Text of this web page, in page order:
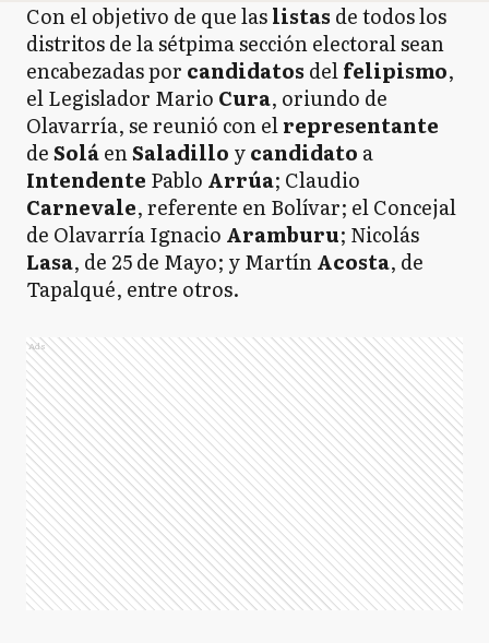
Con el objetivo de que laslistas de todos los
distritos de la sétpima sección electoral sean
encabezadas por candidatos delfelipismo,
el Legislador Mario Cura, oriundo de
Olavarría, se reunió con elrepresentante
deSoláenSaladillo ycandidato a
Intendente Pablo Arrúa; Claudio
Carnevale, referente en Bolívar; el Concejal
de Olavarría Ignacio Aramburu; Nicolás
Lasa, de 25 de Mayo; y MartínAcosta, de
Tapalqué, entre otros.
Ads